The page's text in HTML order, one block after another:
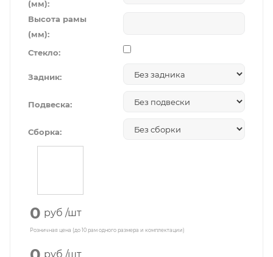
(мм):
Высота рамы
(мм):
Стекло:
Задник:
Подвеска:
Сборка:
0 руб /шт
Розничная цена (до 10 рам одного размера и комплектации)
руб /шт